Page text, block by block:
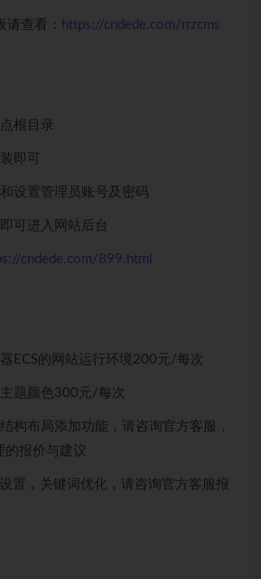
请查看： https://cndede.com/rrzcms
根目录
即可
设置管理员账号及密码
可进入网站后台
cndede.com/899.html
ECS的网站运行环境200元/每次
题颜色300元/每次
构布局添加功能，请咨询官方客服，
的报价与建议
置，关键词优化，请咨询官方客服报